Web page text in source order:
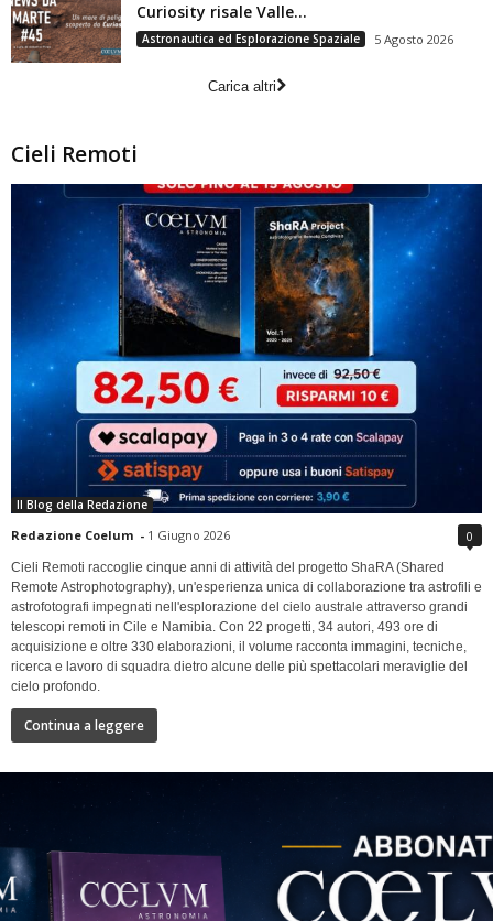
Curiosity risale Valle...
Astronautica ed Esplorazione Spaziale 5 Agosto 2026
Carica altri
Cieli Remoti
Il Blog della Redazione
Redazione Coelum - 1 Giugno 2026 0
Cieli Remoti raccoglie cinque anni di attività del progetto ShaRA (Shared
Remote Astrophotography), un'esperienza unica di collaborazione tra astrofili e
astrofotografi impegnati nell'esplorazione del cielo australe attraverso grandi
telescopi remoti in Cile e Namibia. Con 22 progetti, 34 autori, 493 ore di
acquisizione e oltre 330 elaborazioni, il volume racconta immagini, tecniche,
ricerca e lavoro di squadra dietro alcune delle più spettacolari meraviglie del
cielo profondo.
Continua a leggere